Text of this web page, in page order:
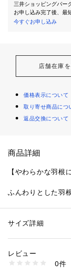
三井ショッピングパー
お申し込み完了後、最
今すぐお申し込み
店舗在庫
価格表示について
取り寄せ商品につ
返品交換について
商品詳細
【やわらかな羽根
ふんわりとした羽
さをプラス。その
ースのほのかなき
ガントなアッシュ
性別：レディース
素材：ポリエステル
商品番号：
N05-64751 （ショッ
サイズ詳細
レビュー
0件